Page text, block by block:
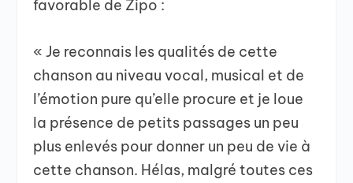
favorable de Zipo :
« Je reconnais les qualités de cette
chanson au niveau vocal, musical et de
l’émotion pure qu’elle procure et je loue
la présence de petits passages un peu
plus enlevés pour donner un peu de vie à
cette chanson. Hélas, malgré toutes ces